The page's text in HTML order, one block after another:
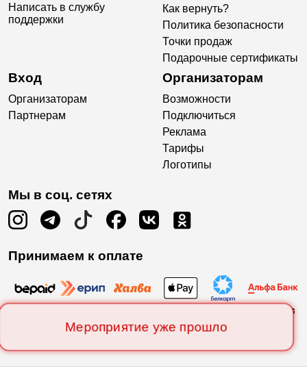
Мероприятие уже прошло
Написать в службу
поддержки
Как вернуть?
Политика безопасности
Точки продаж
Подарочные сертификаты
Вход
Организаторам
Партнерам
Организаторам
Возможности
Подключиться
Реклама
Тарифы
Логотипы
Мы в соц. сетях
Принимаем к оплате